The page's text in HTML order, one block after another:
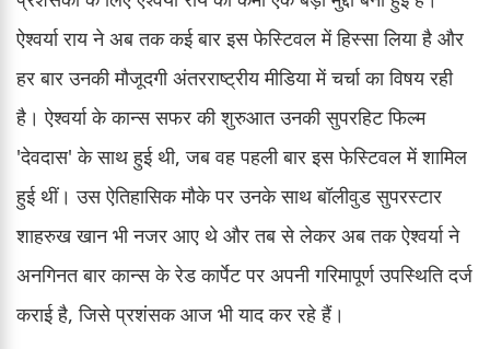
ऐश्वर्या राय ने अब तक कई बार इस फेस्टिवल में हिस्सा लिया है और
हर बार उनकी मौजूदगी अंतरराष्ट्रीय मीडिया में चर्चा का विषय रही
है। ऐश्वर्या के कान्स सफर की शुरुआत उनकी सुपरहिट फिल्म
'देवदास' के साथ हुई थी, जब वह पहली बार इस फेस्टिवल में शामिल
हुई थीं। उस ऐतिहासिक मौके पर उनके साथ बॉलीवुड सुपरस्टार
शाहरुख खान भी नजर आए थे और तब से लेकर अब तक ऐश्वर्या ने
अनगिनत बार कान्स के रेड कार्पेट पर अपनी गरिमापूर्ण उपस्थिति दर्ज
कराई है, जिसे प्रशंसक आज भी याद कर रहे हैं।